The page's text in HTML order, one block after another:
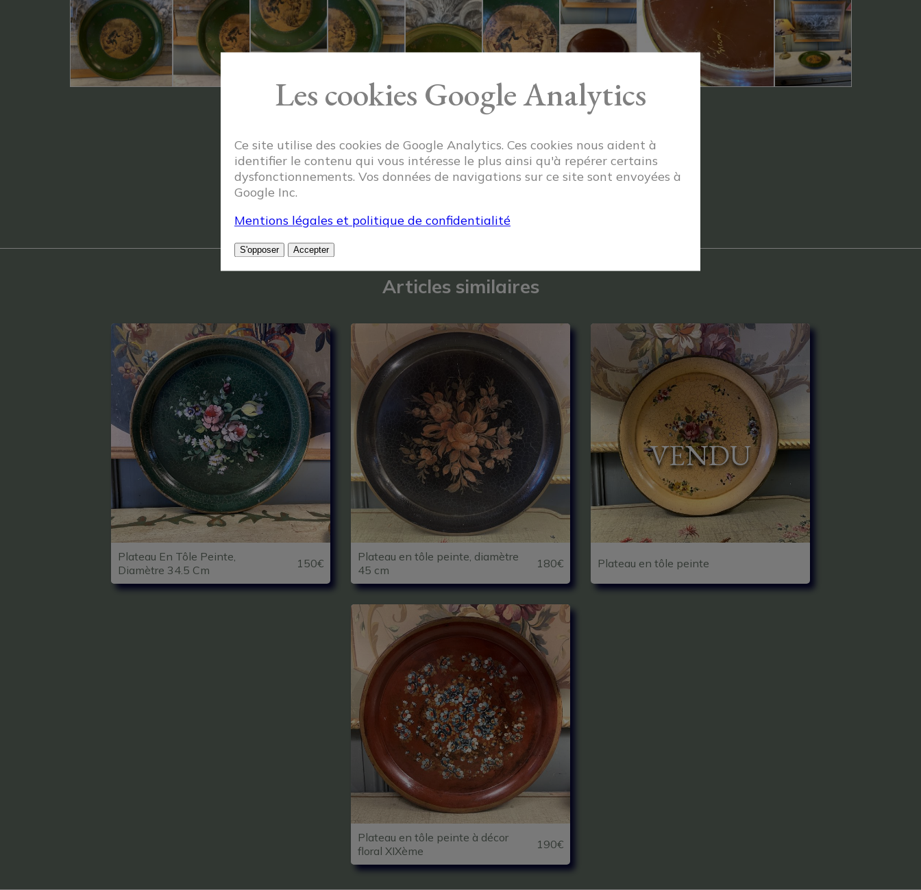
Articles similaires
Plateau En Tôle Peinte,
Diamètre 34.5 Cm
150€
Plateau en tôle peinte, diamètre
45 cm
180€ Plateau en tôle peinte
VENDU
Plateau en tôle peinte à décor
floral XIXème
190€
Les cookies Google Analytics
Ce site utilise des cookies de Google Analytics. Ces cookies nous aident à
identifier le contenu qui vous intéresse le plus ainsi qu'à repérer certains
dysfonctionnements. Vos données de navigations sur ce site sont envoyées à
Google Inc.
Mentions légales et politique de confidentialité
S'opposer Accepter